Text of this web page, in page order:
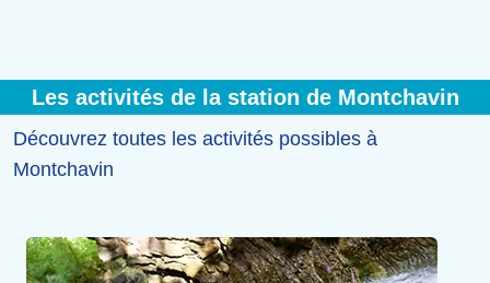
Les activités de la station de Montchavin
Découvrez toutes les activités possibles à
Montchavin